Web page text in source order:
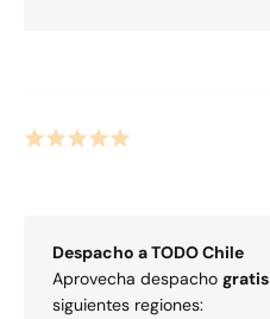
Despacho aTODOChile
Aprovecha despacho gratis
siguientes regiones: